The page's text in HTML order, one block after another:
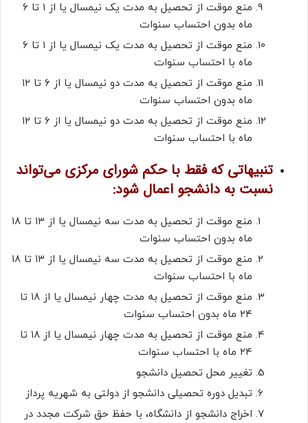
منع موقت از تحصیل به مدت یک نیمسال یا از ۱ تا ۶
ماه بدون احتساب سنوات
منع موقت از تحصیل به مدت یک نیمسال یا از ۱ تا ۶
ماه با احتساب سنوات
منع موقت از تحصیل به مدت دو نیمسال یا از ۶ تا ۱۲
ماه بدون احتساب سنوات
منع موقت از تحصیل به مدت دو نیمسال یا از ۶ تا ۱۲
ماه با احتساب سنوات
تنبیهاتی که فقط با حکم شورای مرکزی می‌تواند
نسبت به دانشجو اعمال شود:
منع موقت از تحصیل به مدت سه نیمسال یا از ۱۳ تا ۱۸
ماه بدون احتساب سنوات
منع موقت از تحصیل به مدت سه نیمسال یا از ۱۳ تا ۱۸
ماه با احتساب سنوات
منع موقت از تحصیل به مدت چهار نیمسال یا از ۱۸ تا
۲۴ ماه بدون احتساب سنوات
منع موقت از تحصیل به مدت چهار نیمسال یا از ۱۸ تا
۲۴ ماه با احتساب سنوات
تغییر محل تحصیل دانشجو
تبدیل دوره تحصیلی دانشجو از دولتی به شهریه پرداز
اخراج دانشجو از دانشگاه، با حفظ حق شرکت مجدد در